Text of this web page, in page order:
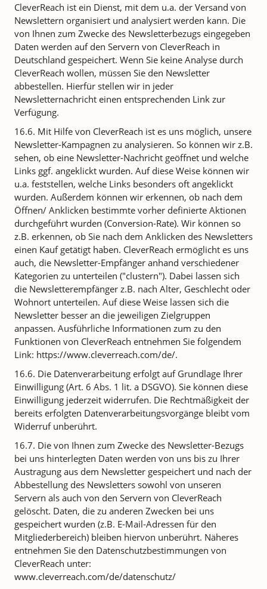
CleverReach ist ein Dienst, mit dem u.a. der Versand von
Newslettern organisiert und analysiert werden kann. Die
von Ihnen zum Zwecke des Newsletterbezugs eingegeben
Daten werden auf den Servern von CleverReach in
Deutschland gespeichert. Wenn Sie keine Analyse durch
CleverReach wollen, müssen Sie den Newsletter
abbestellen. Hierfür stellen wir in jeder
Newsletternachricht einen entsprechenden Link zur
Verfügung.
16.6. Mit Hilfe von CleverReach ist es uns möglich, unsere
Newsletter-Kampagnen zu analysieren. So können wir z.B.
sehen, ob eine Newsletter-Nachricht geöffnet und welche
Links ggf. angeklickt wurden. Auf diese Weise können wir
u.a. feststellen, welche Links besonders oft angeklickt
wurden. Außerdem können wir erkennen, ob nach dem
Öffnen/ Anklicken bestimmte vorher definierte Aktionen
durchgeführt wurden (Conversion-Rate). Wir können so
z.B. erkennen, ob Sie nach dem Anklicken des Newsletters
einen Kauf getätigt haben. CleverReach ermöglicht es uns
auch, die Newsletter-Empfänger anhand verschiedener
Kategorien zu unterteilen ("clustern"). Dabei lassen sich
die Newsletterempfänger z.B. nach Alter, Geschlecht oder
Wohnort unterteilen. Auf diese Weise lassen sich die
Newsletter besser an die jeweiligen Zielgruppen
anpassen. Ausführliche Informationen zum zu den
Funktionen von CleverReach entnehmen Sie folgendem
Link: https://www.cleverreach.com/de/.
16.6. Die Datenverarbeitung erfolgt auf Grundlage Ihrer
Einwilligung (Art. 6 Abs. 1 lit. a DSGVO). Sie können diese
Einwilligung jederzeit widerrufen. Die Rechtmäßigkeit der
bereits erfolgten Datenverarbeitungsvorgänge bleibt vom
Widerruf unberührt.
16.7. Die von Ihnen zum Zwecke des Newsletter-Bezugs
bei uns hinterlegten Daten werden von uns bis zu Ihrer
Austragung aus dem Newsletter gespeichert und nach der
Abbestellung des Newsletters sowohl von unseren
Servern als auch von den Servern von CleverReach
gelöscht. Daten, die zu anderen Zwecken bei uns
gespeichert wurden (z.B. E-Mail-Adressen für den
Mitgliederbereich) bleiben hiervon unberührt. Näheres
entnehmen Sie den Datenschutzbestimmungen von
CleverReach unter:
www.cleverreach.com/de/datenschutz/